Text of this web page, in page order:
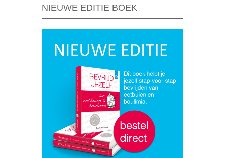
NIEUWE EDITIE BOEK